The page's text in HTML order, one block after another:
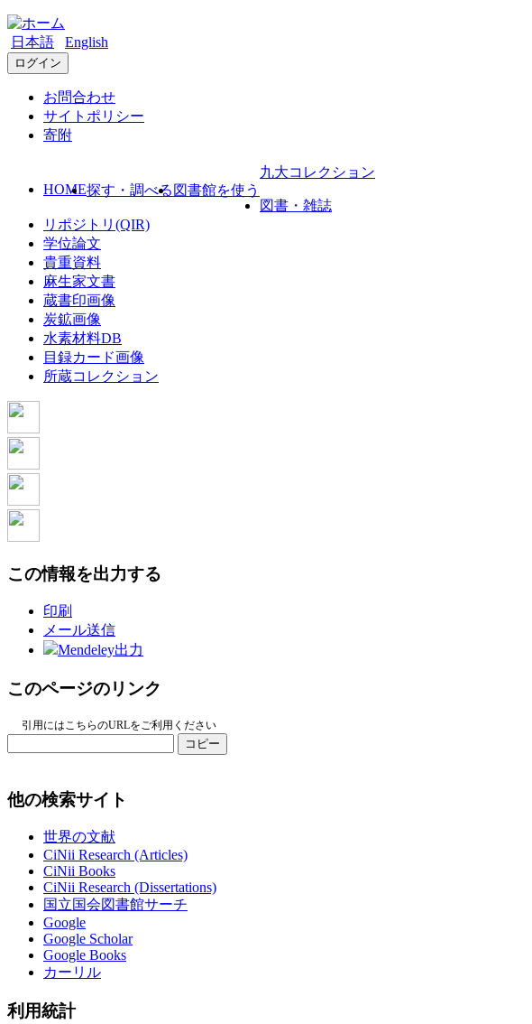
日本語 English
ログイン
お問合わせ
サイトポリシー
寄附
HOME探す・調べる 図書館を使う
九大コレクション
図書・雑誌
リポジトリ(QIR)
学位論文
貴重資料
麻生家文書
蔵書印画像
炭鉱画像
水素材料DB
目録カード画像
所蔵コレクション
この情報を出力する
印刷
メール送信
Mendeley出力
このページのリンク
引用にはこちらのURLをご利用ください
コピー
他の検索サイト
世界の文献
CiNii Research (Articles)
CiNii Books
CiNii Research (Dissertations)
国立国会図書館サーチ
Google
Google Scholar
Google Books
カーリル
利用統計